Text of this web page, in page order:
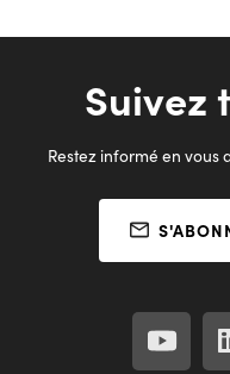
Suivez
Restez informé en vous